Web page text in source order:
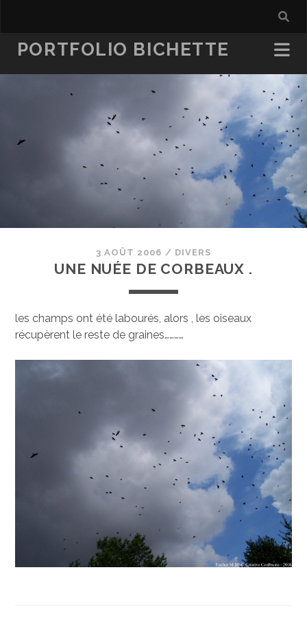
PORTFOLIO BICHETTE
3 AOÛT 2006 / DIVERS
UNE NUÉE DE CORBEAUX .
les champs ont été labourés, alors , les oiseaux
récupèrent le reste de graines…………